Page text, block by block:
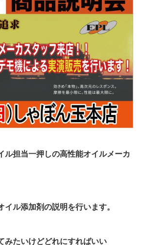
ル担当一押しの高性能オイルメーカ
ル添加剤の説明を行います。
みたいけどどれにすればいい